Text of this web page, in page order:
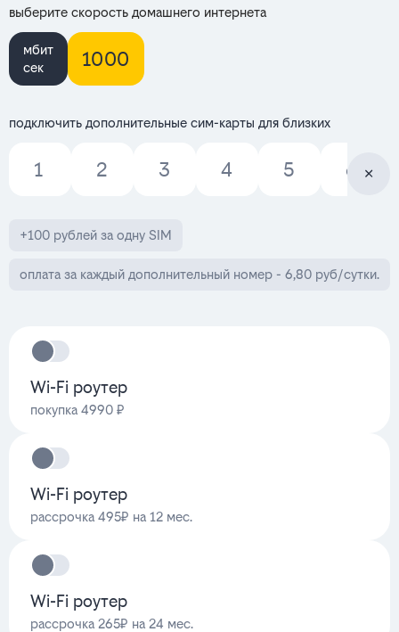
выберите скорость домашнего интернета
мбит
сек
1000
подключить дополнительные сим-карты для близких
1 2 3 4 5 6
+100 рублей за одну SIM
оплата за каждый дополнительный номер - 6,80 руб/сутки.
Wi-Fi роутер
покупка 4990 ₽
Wi-Fi роутер
рассрочка 495₽ на 12 мес.
Wi-Fi роутер
рассрочка 265₽ на 24 мес.